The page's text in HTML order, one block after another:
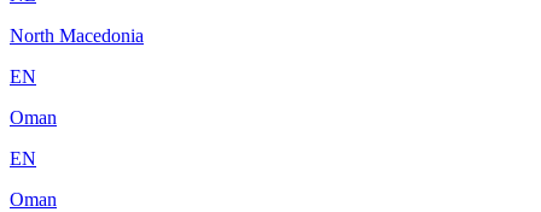
North Macedonia
EN
Oman
EN
Oman